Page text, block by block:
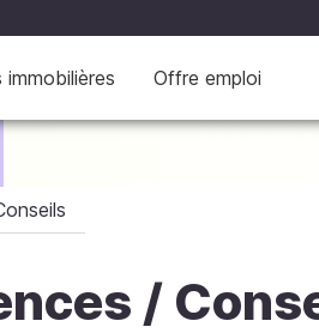
Offre emploi
/